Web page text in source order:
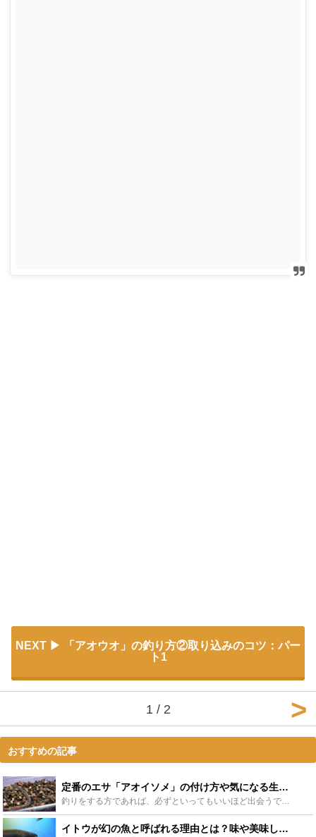
NEXT
「アオウオ」の釣り方②取り込みのコツ：パー
ト1
1 / 2
おすすめの記事
定番のエサ「アオイソメ」の付け方や気になる生態をご紹介！ - Leisurego(レジャーゴー)
釣りをする方であれば、必ずといってもいいほど出会うであろうアオイソメ。釣りをしたことが無く、アオイソメを知らないという人はもちろんのこと。釣りえさとして使っていたけれど、いったい何なのか？気になると...
イトウが幻の魚と呼ばれる理由とは？味や美味しい料理を徹底調査 - Leisurego(レジャーゴー)